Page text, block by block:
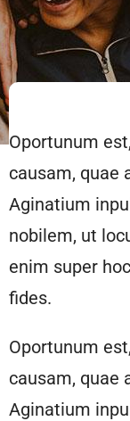
Oportunum
causam, quae
Aginatium
nobilem, ut
enim super
fides.
Oportunum
causam, quae
Aginatium